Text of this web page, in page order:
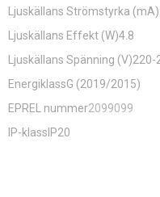
Ljuskällans Strömstyrka
Ljuskällans Effekt (W)4.8
Ljuskällans Spänning (V)220-
EnergiklassG (2019/2015)
EPREL nummer2099099
IP-klassIP20